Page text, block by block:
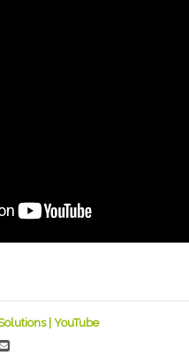
| YouTube